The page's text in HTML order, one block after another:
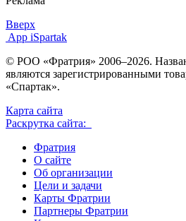
Вверх
App iSpartak
© РОО «Фратрия» 2006–2026.
являются зарегистрированными
«Спартак».
Карта сайта
Раскрутка сайта:
Фратрия
О сайте
Об организации
Цели и задачи
Карты Фратрии
Партнеры Фратрии